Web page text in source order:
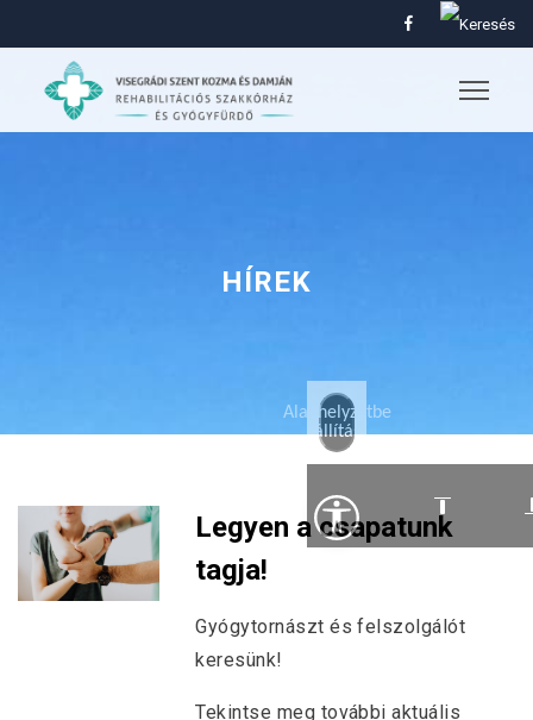
HÍREK
Legyen a csapatunk
tagja!
Gyógytornászt és felszolgálót
keresünk!
Tekintse meg további aktuális
Alaphelyzetbe
állítás